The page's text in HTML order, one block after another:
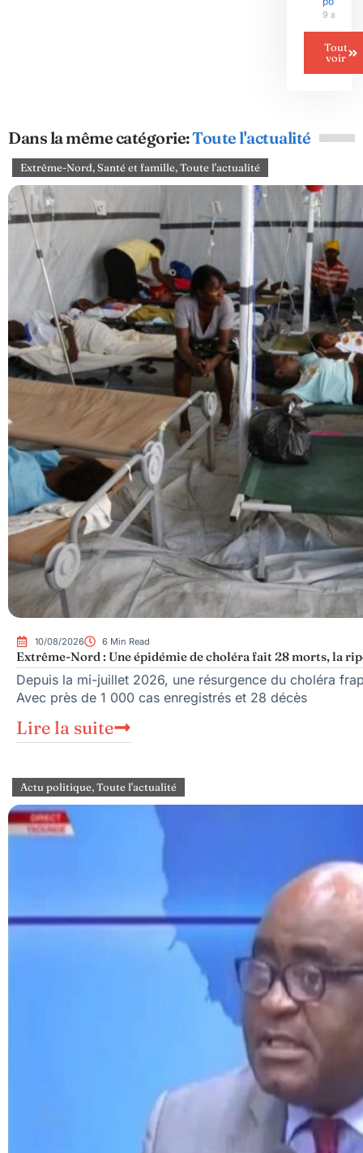
9 août
Tout
voir
Dans la même catégorie:Toute l'actualité
Extrême-Nord,Santé et famille,Toute l'actualité
10/08/2026 6 Min Read
Extrême-Nord : Une épidémie de choléra fait 28 morts, la
Depuis la mi-juillet 2026, une résurgence du choléra
Avec près de 1 000 cas enregistrés et 28 décès
Lire la suite
Actu politique,Toute l'actualité